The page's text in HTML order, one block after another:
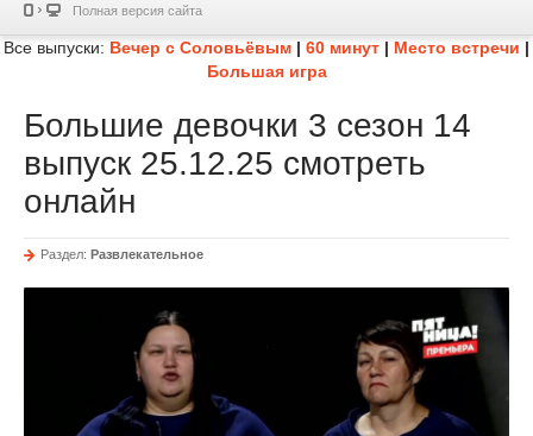
Полная версия сайта
Все выпуски: Вечер с Соловьёвым | 60 минут | Место встречи |
Большая игра
Большие девочки 3 сезон 14
выпуск 25.12.25 смотреть
онлайн
Раздел: Развлекательное